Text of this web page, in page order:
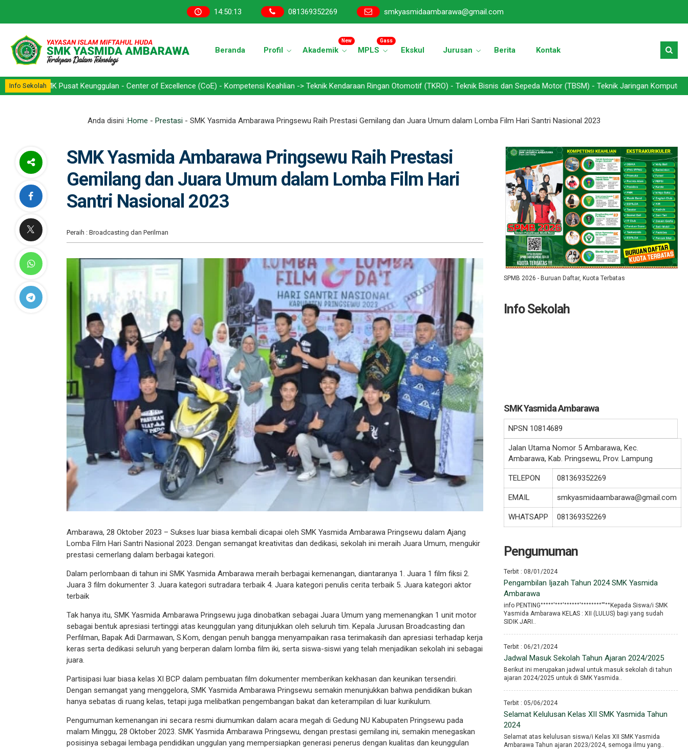
14:50:14 081369352269 smkyasmidaambarawa@gmail.com
Beranda Profil Akademik
New
MPLS
Gass
Ekskul Jurusan Berita Kontak
Info Sekolah
SMK Pusat Keunggulan - Center of Excellence (CoE) - Kompetensi Keahlian -> Teknik Kendaraan Ringan Otomotif (TKRO) - Teknik Bisnis dan Sepeda Motor (TBSM) - Teknik Jaringan Komputer dan
Anda disini :Home - Prestasi - SMK Yasmida Ambarawa Pringsewu Raih Prestasi Gemilang dan Juara Umum dalam Lomba Film Hari Santri Nasional 2023
SMK Yasmida Ambarawa Pringsewu Raih Prestasi
Gemilang dan Juara Umum dalam Lomba Film Hari
Santri Nasional 2023
Peraih : Broadcasting dan Perilman
Ambarawa, 28 Oktober 2023 – Sukses luar biasa kembali dicapai oleh SMK Yasmida Ambarawa Pringsewu dalam Ajang
Lomba Film Hari Santri Nasional 2023. Dengan semangat kreativitas dan dedikasi, sekolah ini meraih Juara Umum, mengukir
prestasi cemerlang dalam berbagai kategori.
Dalam perlombaan di tahun ini SMK Yasmida Ambarawa meraih berbagai kemenangan, diantaranya 1. Juara 1 film fiksi 2.
Juara 3 film dokumenter 3. Juara kategori sutradara terbaik 4. Juara kategori penulis cerita terbaik 5. Juara kategori aktor
terbaik
Tak hanya itu, SMK Yasmida Ambarawa Pringsewu juga dinobatkan sebagai Juara Umum yang memenangkan 1 unit motor
sebagai bentuk apresiasi tertinggi atas keunggulan yang ditunjukkan oleh seluruh tim. Kepala Jurusan Broadcasting dan
Perfilman, Bapak Adi Darmawan, S.Kom, dengan penuh bangga menyampaikan rasa terimakasih dan apresiasi terhadap kerja
keras serta dedikasi seluruh yang berperan dalam lomba film iki, serta siswa-siswi yang telah menjadikan sekolah ini sebagai
juara.
Partisipasi luar biasa kelas XI BCP dalam pembuatan film dokumenter memberikan kekhasan dan keunikan tersendiri.
Dengan semangat yang menggelora, SMK Yasmida Ambarawa Pringsewu semakin menunjukkan bahwa pendidikan bukan
hanya sebatas di ruang kelas, tetapi juga melibatkan pengembangan bakat dan keterampilan di luar kurikulum.
Pengumuman kemenangan ini secara resmi diumumkan dalam acara megah di Gedung NU Kabupaten Pringsewu pada
malam Minggu, 28 Oktober 2023. SMK Yasmida Ambarawa Pringsewu, dengan prestasi gemilang ini, semakin menegaskan
posisinya sebagai lembaga pendidikan unggulan yang mempersiapkan generasi penerus dengan kualitas dan keunggulan
SPMB 2026 - Buruan Daftar, Kuota Terbatas
Info Sekolah
SMK Yasmida Ambarawa
NPSN 10814689
Jalan Utama Nomor 5 Ambarawa, Kec.
Ambarawa, Kab. Pringsewu, Prov. Lampung
TELEPON 081369352269
EMAIL smkyasmidaambarawa@gmail.com
WHATSAPP 081369352269
Pengumuman
Terbit : 08/01/2024
Pengambilan Ijazah Tahun 2024 SMK Yasmida
Ambarawa
info PENTING°°°°°′°°°′°°°°°°′°°°°°°°°′′′°°Kepada Siswa/i SMK
Yasmida Ambarawa KELAS : XII (LULUS) bagi yang sudah
SIDIK JARI..
Terbit : 06/21/2024
Jadwal Masuk Sekolah Tahun Ajaran 2024/2025
Berikut ini merupakan jadwal untuk masuk sekolah di tahun
ajaran 2024/2025 untuk di SMK Yasmida..
Terbit : 05/06/2024
Selamat Kelulusan Kelas XII SMK Yasmida Tahun
2024
Selamat atas kelulusan siswa/i Kelas XII SMK Yasmida
Ambarawa Tahun ajaran 2023/2024, semoga ilmu yang..